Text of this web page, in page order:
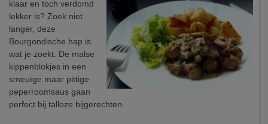
klaar en toch verdomd
lekker is? Zoek niet
langer, deze
Bourgondische hap is
wat je zoekt. De malse
kippenblokjes in een
smeuïge maar pittige
peperroomsaus gaan
perfect bij talloze bijgerechten.